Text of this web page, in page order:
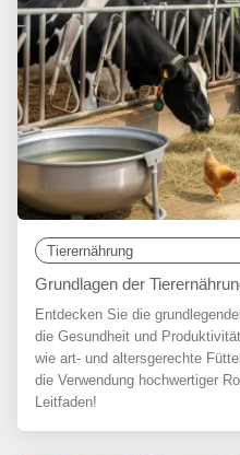
Tierernährung
Grundlagen der
Entdecken Sie die
die Gesundheit und
wie art- und altersgerechte
die Verwendung hochwertiger
Leitfaden!